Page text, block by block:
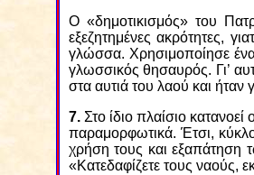
Ο «δημοτικισμός» του
εξεζητημένες ακρότητες,
γλώσσα. Χρησιμοποίησε
γλωσσικός θησαυρός. Γι’
στα αυτιά του λαού και ήταν
7. Στο ίδιο πλαίσιο
παραμορφωτικά. Έτσι,
χρήση τους και εξαπάτηση
«Κατεδαφίζετε τους ναούς,